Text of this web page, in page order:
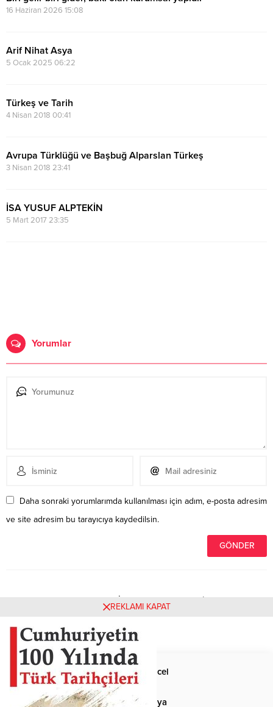
16 Haziran 2026 15:08
Arif Nihat Asya
5 Ocak 2025 06:22
Türkeş ve Tarih
4 Nisan 2018 00:41
Avrupa Türklüğü ve Başbuğ Alparslan Türkeş
3 Nisan 2018 23:41
İSA YUSUF ALPTEKİN
5 Mart 2017 23:35
Yorumlar
Daha sonraki yorumlarımda kullanılması için adım, e-posta adresim
ve site adresim bu tarayıcıya kaydedilsin.
Henüz yorum yapılmamış. İlk yorumu yukarıdaki form
aracılığıyla siz yapabilirsiniz.
Anasayfa Güncel
Siyaset Dünya
REKLAMI KAPAT